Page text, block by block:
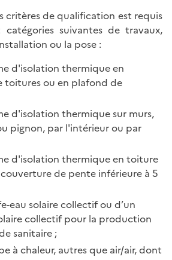
critères de qualification est requis
suivantes de travaux,
ou la pose :
d'isolation thermique en
toitures ou en plafond de
d'isolation thermique sur murs,
pignon, par l'intérieur ou par
d'isolation thermique en toiture
de pente inférieure à 5
eau solaire collectif ou d’un
collectif pour la production
sanitaire ;
à chaleur, autres que air/air, dont